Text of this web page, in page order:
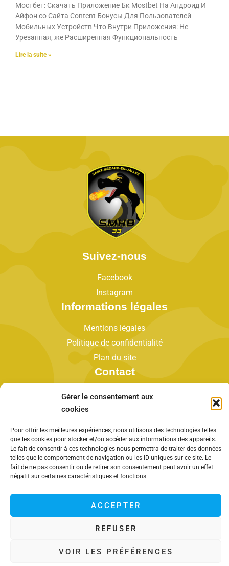
Gérer le consentement aux
cookies
Pour offrir les meilleures expériences, nous utilisons des technologies telles
que les cookies pour stocker et/ou accéder aux informations des appareils.
Le fait de consentir à ces technologies nous permettra de traiter des données
telles que le comportement de navigation ou les ID uniques sur ce site. Le
fait de ne pas consentir ou de retirer son consentement peut avoir un effet
négatif sur certaines caractéristiques et fonctions.
ACCEPTER
REFUSER
VOIR LES PRÉFÉRENCES
Мостбет: Скачать Приложение Бк Mostbet На Андроид И
Айфон со Сайта Content Бонусы Для Пользователей
Мобильных Устройств Что Внутри Приложения: Не
Урезанная, же Расширенная Функциональность
Lire la suite »
Suivez-nous
Facebook
Instagram
Informations légales
Mentions légales
Politique de confidentialité
Plan du site
Contact
Salle Ariane - Allée du Preuilha 33160 Saint
contact@smhb.fr
Contactez-nous
AccueilActualités Boutique
Copyright © 2023 smhb.fr